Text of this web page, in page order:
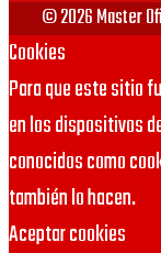
© 2026 Master
Cookies
Para que este sitio
en los dispositivos
conocidos como
también lo hacen.
Aceptar cookies